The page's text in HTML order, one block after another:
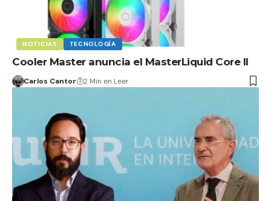
NOTICIAS TECNOLOGÍA
Cooler Master anuncia el MasterLiquid Core II
Carlos Cantor 2 Min en Leer